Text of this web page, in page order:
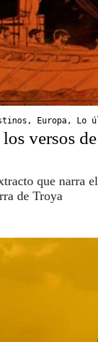
, Europa, Lo
versos
que narra
de Troya